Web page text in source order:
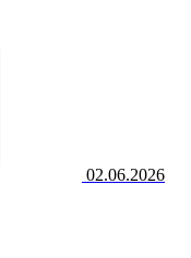
02.06.2026